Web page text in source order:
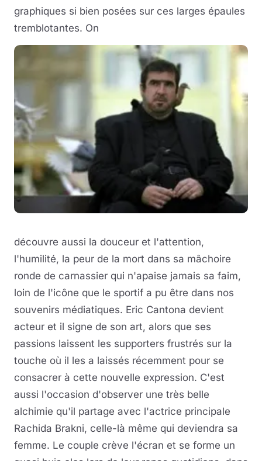
graphiques si bien posées sur ces larges épaules
tremblotantes. On
découvre aussi la douceur et l'attention,
l'humilité, la peur de la mort dans sa mâchoire
ronde de carnassier qui n'apaise jamais sa faim,
loin de l'icône que le sportif a pu être dans nos
souvenirs médiatiques. Eric Cantona devient
acteur et il signe de son art, alors que ses
passions laissent les supporters frustrés sur la
touche où il les a laissés récemment pour se
consacrer à cette nouvelle expression. C'est
aussi l'occasion d'observer une très belle
alchimie qu'il partage avec l'actrice principale
Rachida Brakni, celle-là même qui deviendra sa
femme. Le couple crève l'écran et se forme un